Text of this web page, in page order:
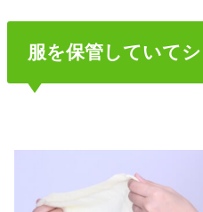
服を保管していて